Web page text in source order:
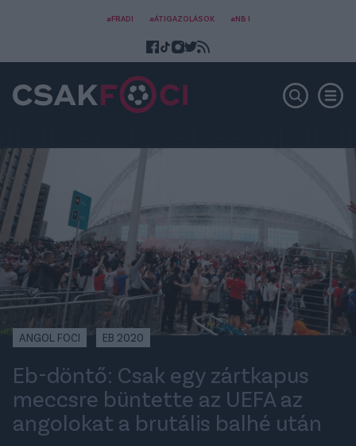
#FRADI #ÁTIGAZOLÁSOK #NB I
ANGOL FOCI EB 2020
Eb-döntő: Csak egy zártkapus
meccsre büntette az UEFA az
angolokat a brutális balhé után